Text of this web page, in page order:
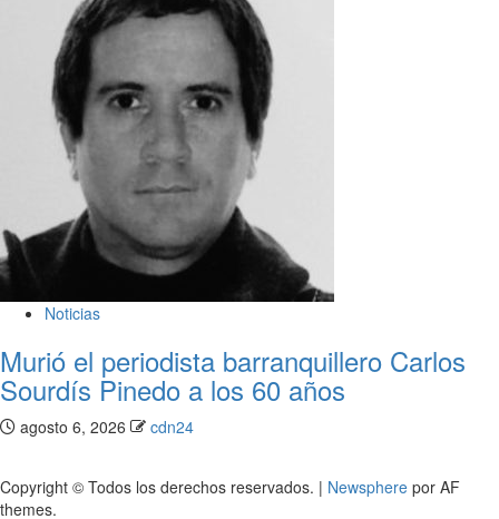
Noticias
Murió el periodista barranquillero Carlos
Sourdís Pinedo a los 60 años
agosto 6, 2026 cdn24
Copyright © Todos los derechos reservados. | Newsphere por AF
themes.